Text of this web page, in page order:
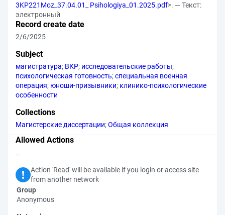
3KP221Moz_37.04.01_ Psihologiya_01.2025.pdf>. — Текст:
электронный
Record create date
2/6/2025
Subject
магистратура; ВКР; исследовательские работы;
психологическая готовность;специальная военная
операция; юноши-призывники; клинико-психологические
особенности
Collections
Магистерские диссертации;Общая коллекция
Allowed Actions
–
Action 'Read' will be available if you login or access site
from another network
Group
Anonymous